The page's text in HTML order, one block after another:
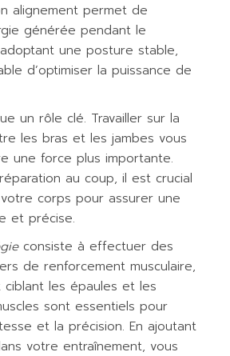
alignement permet de
générée pendant le
une posture stable,
d’optimiser la puissance de
un rôle clé. Travailler sur la
les bras et les jambes vous
une force plus importante.
au coup, il est crucial
corps pour assurer une
et précise.
consiste à effectuer des
de renforcement musculaire,
ciblant les épaules et les
sont essentiels pour
et la précision. En ajoutant
votre entraînement, vous